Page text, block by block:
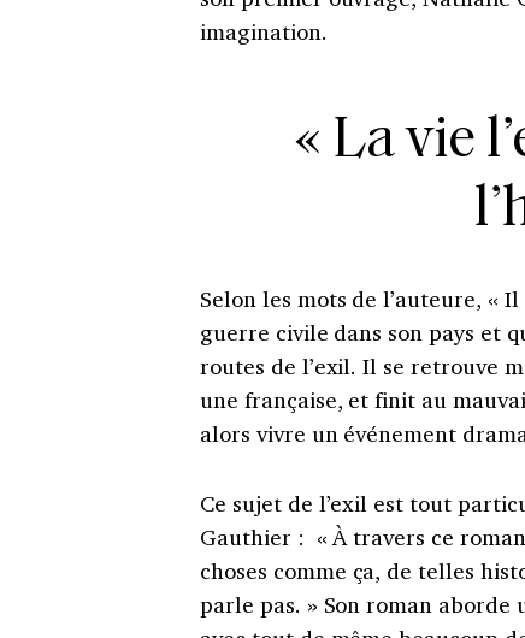
imagination.
« La vie
Selon les mots de l’auteure, «
guerre civile dans son pays et
routes de l’exil. Il se retrouve
une française, et finit au
alors vivre un événement
Ce sujet de l’exil est tout
Gauthier : « À travers ce
choses comme ça, de telles
parle pas. » Son roman